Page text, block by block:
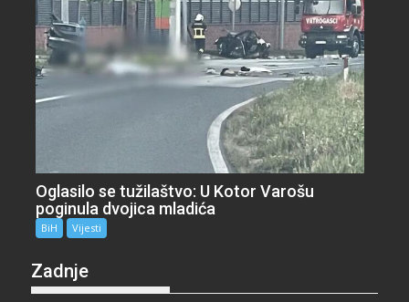
Oglasilo se tužilaštvo: U Kotor Varošu
poginula dvojica mladića
BiH Vijesti
Zadnje